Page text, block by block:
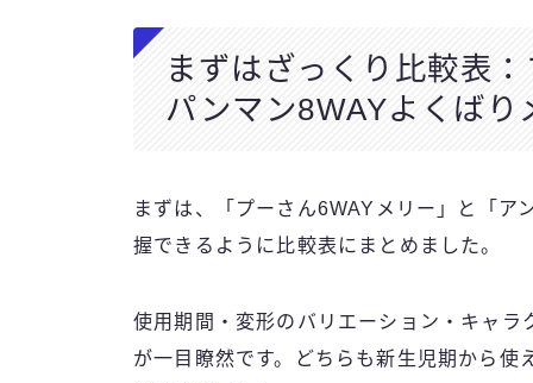
まずはざっくり比較表
パンマン8WAYよくばり
まずは、「プーさん6WAYメリー」と「ア
握できるように比較表にまとめました。
使用期間・変形のバリエーション・キャラ
が一目瞭然です。どちらも新生児期から使